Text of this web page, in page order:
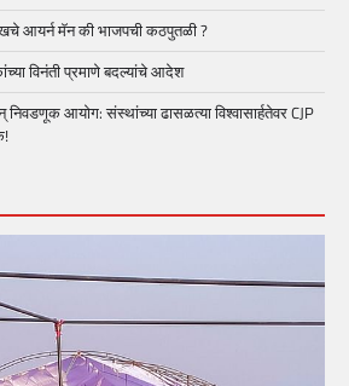
आयर्न मॅन की भाजपची कठपुतळी ?
विनंती प्रमाणे बदल्यांचे आदेश
निवडणूक आयोग: संस्थांच्या ढासळत्या विश्वासार्हतेवर CJP